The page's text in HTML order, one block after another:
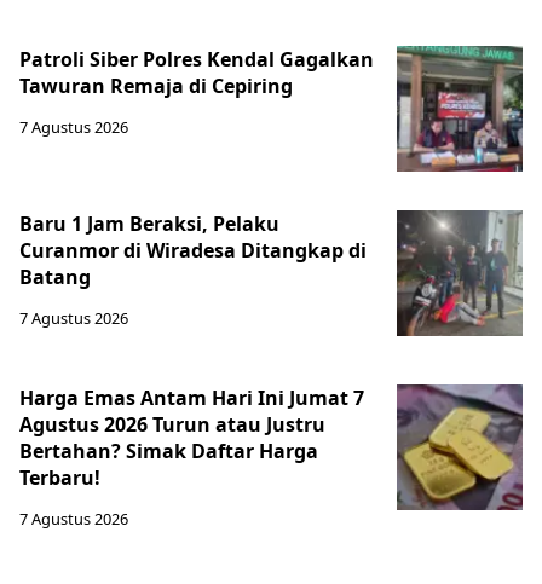
Patroli Siber Polres Kendal Gagalkan
Tawuran Remaja di Cepiring
7 Agustus 2026
Baru 1 Jam Beraksi, Pelaku
Curanmor di Wiradesa Ditangkap di
Batang
7 Agustus 2026
Harga Emas Antam Hari Ini Jumat 7
Agustus 2026 Turun atau Justru
Bertahan? Simak Daftar Harga
Terbaru!
7 Agustus 2026